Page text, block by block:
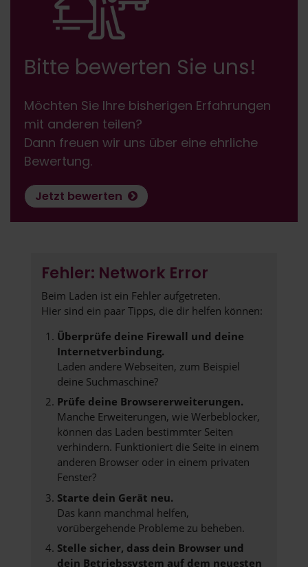
Bitte bewerten Sie uns!
Möchten Sie Ihre bisherigen Erfahrungen
mit anderen teilen?
Dann freuen wir uns über eine ehrliche
Bewertung.
Jetzt bewerten
Fehler: Network Error
Beim Laden ist ein Fehler aufgetreten.
Hier sind ein paar Tipps, die dir helfen können:
Überprüfe deine Firewall und deine
Internetverbindung.
Laden andere Webseiten, zum Beispiel
deine Suchmaschine?
Prüfe deine Browsererweiterungen.
Manche Erweiterungen, wie Werbeblocker,
können das Laden bestimmter Seiten
verhindern. Funktioniert die Seite in einem
anderen Browser oder in einem privaten
Fenster?
Starte dein Gerät neu.
Das kann manchmal helfen,
vorübergehende Probleme zu beheben.
Stelle sicher, dass dein Browser und
dein Betriebssystem auf dem neuesten